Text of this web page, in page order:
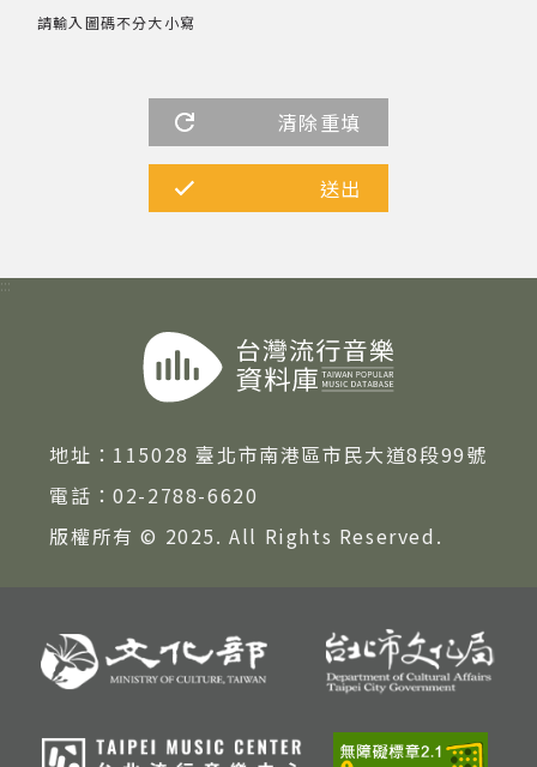
請輸入圖碼不分大小寫
清除重填
送出
:::
地址： 115028 臺北市南港區市民大道8段99號
電話：02-2788-6620
版權所有 © 2025. All Rights Reserved.